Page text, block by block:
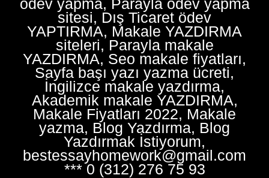
ödev yapma, Parayla ödev yapma
sitesi, Dış Ticaret ödev
YAPTIRMA, Makale YAZDIRMA
siteleri, Parayla makale
YAZDIRMA, Seo makale fiyatları,
Sayfa başı yazı yazma ücreti,
İngilizce makale yazdırma,
Akademik makale YAZDIRMA,
Makale Fiyatları 2022, Makale
yazma, Blog Yazdırma, Blog
Yazdırmak İstiyorum,
bestessayhomework@gmail.com
*** 0 (312) 276 75 93